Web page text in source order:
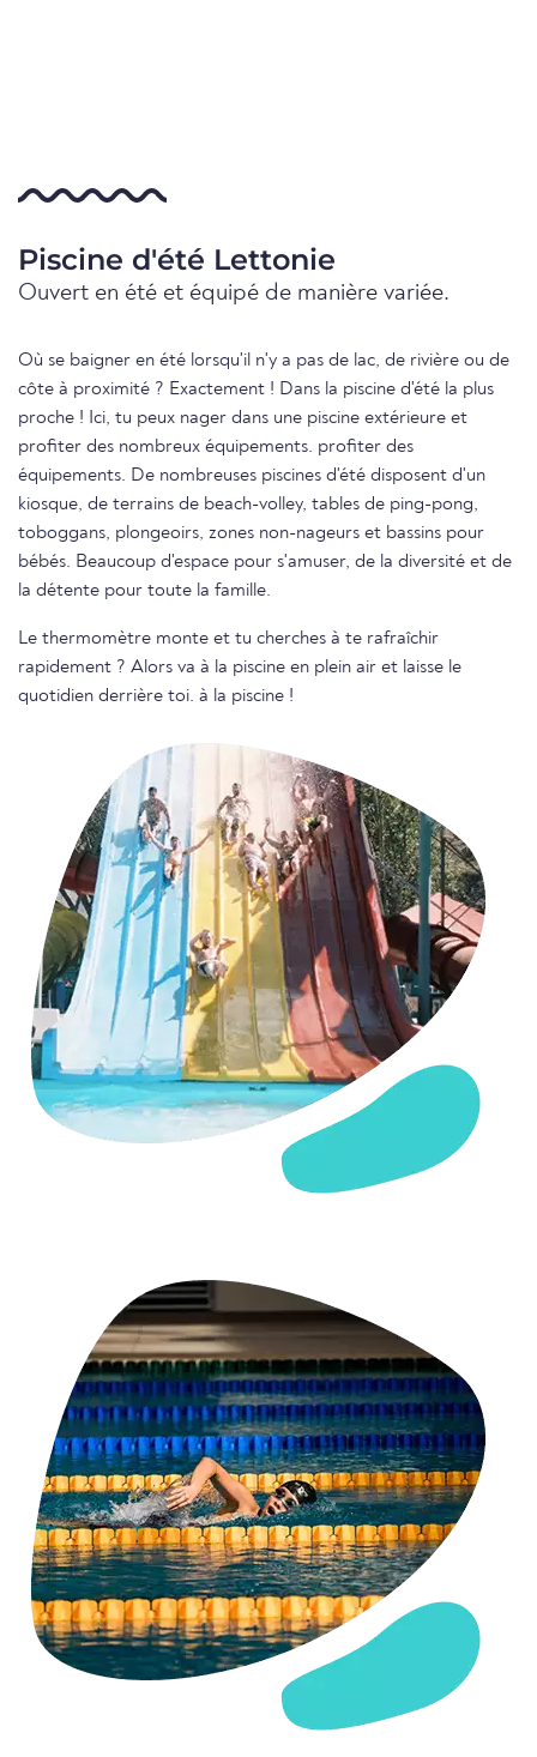
Piscine d'été Lettonie
Ouvert en été et équipé de manière variée.
Où se baigner en été lorsqu'il n'y a pas de lac, de rivière ou de
côte à proximité ? Exactement ! Dans la piscine d'été la plus
proche ! Ici, tu peux nager dans une piscine extérieure et
profiter des nombreux équipements. profiter des
équipements. De nombreuses piscines d'été disposent d'un
kiosque, de terrains de beach-volley, tables de ping-pong,
toboggans, plongeoirs, zones non-nageurs et bassins pour
bébés. Beaucoup d'espace pour s'amuser, de la diversité et de
la détente pour toute la famille.
Le thermomètre monte et tu cherches à te rafraîchir
rapidement ? Alors va à la piscine en plein air et laisse le
quotidien derrière toi. à la piscine !